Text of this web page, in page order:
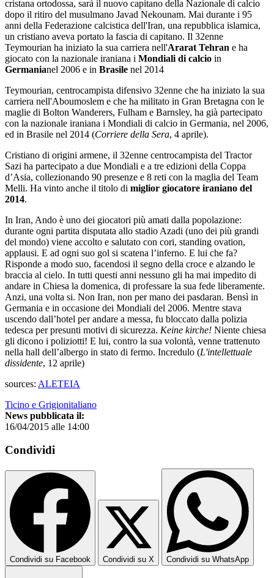
cristana ortodossa, sarà il nuovo capitano della Nazionale di calcio
dopo il ritiro del musulmano Javad Nekounam. Mai durante i 95
anni della Federazione calcistica dell'Iran, una repubblica islamica,
un cristiano aveva portato la fascia di capitano. Il 32enne
Teymourian ha iniziato la sua carriera nell'Ararat Tehran e ha
giocato con la nazionale iraniana i Mondiali di calcio in
Germanianel 2006 e in Brasile nel 2014
Teymourian, centrocampista difensivo 32enne che ha iniziato la sua
carriera nell'Aboumoslem e che ha militato in Gran Bretagna con le
maglie di Bolton Wanderers, Fulham e Barnsley, ha già partecipato
con la nazionale iraniana i Mondiali di calcio in Germania, nel 2006,
ed in Brasile nel 2014 (Corriere della Sera, 4 aprile).
Cristiano di origini armene, il 32enne centrocampista del Tractor
Sazi ha partecipato a due Mondiali e a tre edizioni della Coppa
d’Asia, collezionando 90 presenze e 8 reti con la maglia del Team
Melli. Ha vinto anche il titolo di miglior giocatore iraniano del
2014.
In Iran, Ando è uno dei giocatori più amati dalla popolazione:
durante ogni partita disputata allo stadio Azadi (uno dei più grandi
del mondo) viene accolto e salutato con cori, standing ovation,
applausi. E ad ogni suo gol si scatena l’inferno. E lui che fa?
Risponde a modo suo, facendosi il segno della croce e alzando le
braccia al cielo. In tutti questi anni nessuno gli ha mai impedito di
andare in Chiesa la domenica, di professare la sua fede liberamente.
Anzi, una volta si. Non Iran, non per mano dei pasdaran. Bensì in
Germania e in occasione dei Mondiali del 2006. Mentre stava
uscendo dall’hotel per andare a messa, fu bloccato dalla polizia
tedesca per presunti motivi di sicurezza. Keine kirche! Niente chiesa
gli dicono i poliziotti! E lui, contro la sua volontà, venne trattenuto
nella hall dell’albergo in stato di fermo. Incredulo (L'intellettuale
dissidente, 12 aprile)
sources: ALETEIA
Ticino e Grigionitaliano
News pubblicata il:
16/04/2015 alle 14:00
Condividi
Condividi su Facebook Condividi su X Condividi su WhatsApp